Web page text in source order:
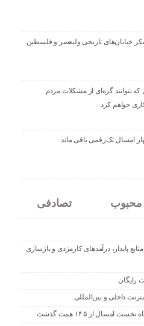
خیابان‌های تاریخی ولیعصر و فلسطین
که بتوانند گره‌ای از مشکلات مردم
خواهم کرد
امسال تک‌رقمی باقی ماند
محبوب تصادفی
پایدار، درآمدهای کارمزدی و بازسازی
رایگان
داخلی و بین‌المللی
امسال از ۱۴.۵ همت گذشت